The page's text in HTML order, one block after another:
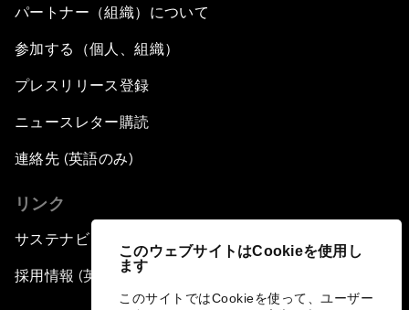
このウェブサイトはCookieを使用し
ます
このサイトではCookieを使って、ユーザー
パートナー（組織）について
参加する（個人、組織）
プレスリリース登録
ニュースレター購読
連絡先 (英語のみ)
リンク
サステナビリティへの取り組み
採用情報 (英語のみ)